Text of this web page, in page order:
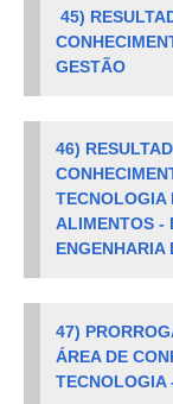
45)
GESTÃO
46)
TECNOLOGIA
ALIMENTOS -
ENGENHARIA
47)
ÁREA DE
TECNOLOGIA